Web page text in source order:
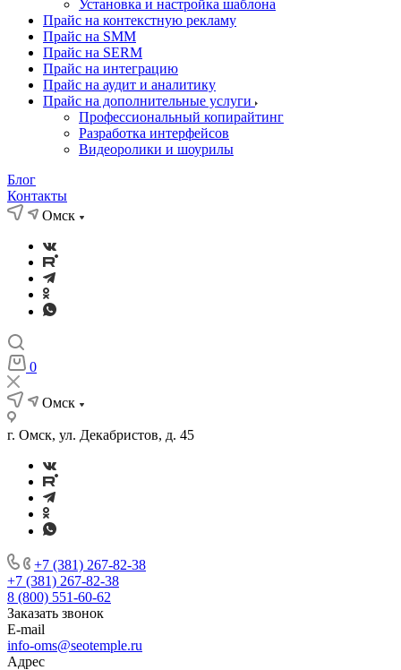
Установка и настройка шаблона
Прайс на контекстную рекламу
Прайс на SMM
Прайс на SERM
Прайс на интеграцию
Прайс на аудит и аналитику
Прайс на дополнительные услуги
Профессиональный копирайтинг
Разработка интерфейсов
Видеоролики и шоурилы
Блог
Контакты
Омск
0
Омск
г. Омск, ул. Декабристов, д. 45
+7 (381) 267-82-38
+7 (381) 267-82-38
8 (800) 551-60-62
Заказать звонок
E-mail
info-oms@seotemple.ru
Адрес